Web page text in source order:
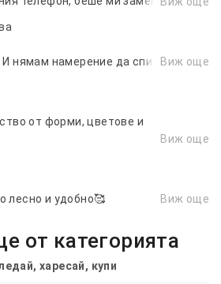
И нямам намерение да спирам.Виж още
от форми, цветове и
Виж още
лесно и удобно🥰
Виж още
от категорията
харесай, купи